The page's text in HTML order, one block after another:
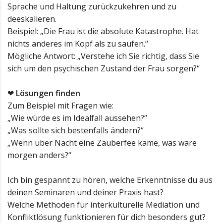
Sprache und Haltung zurückzukehren und zu
deeskalieren.
Beispiel: „Die Frau ist die absolute Katastrophe. Hat
nichts anderes im Kopf als zu saufen.“
Mögliche Antwort: „Verstehe ich Sie richtig, dass Sie
sich um den psychischen Zustand der Frau sorgen?“
❤ Lösungen finden
Zum Beispiel mit Fragen wie:
„Wie würde es im Idealfall aussehen?“
„Was sollte sich bestenfalls ändern?“
„Wenn über Nacht eine Zauberfee käme, was wäre
morgen anders?“
Ich bin gespannt zu hören, welche Erkenntnisse du aus
deinen Seminaren und deiner Praxis hast?
Welche Methoden für interkulturelle Mediation und
Konfliktlösung funktionieren für dich besonders gut?